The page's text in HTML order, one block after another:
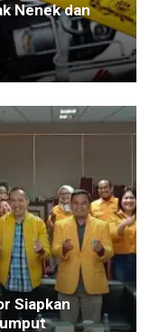
Nenek dan
Siapkan